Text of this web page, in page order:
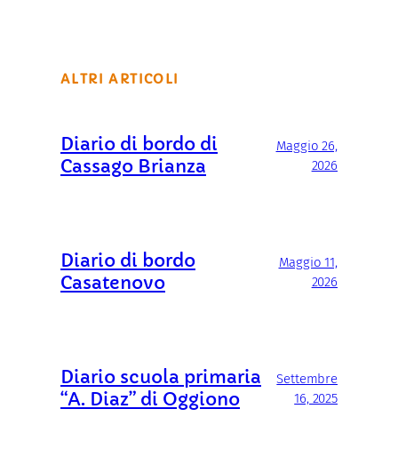
ALTRI ARTICOLI
Diario di bordo di
Cassago Brianza
Maggio 26,
2026
Diario di bordo
Casatenovo
Maggio 11,
2026
Diario scuola primaria
“A. Diaz” di Oggiono
Settembre
16, 2025